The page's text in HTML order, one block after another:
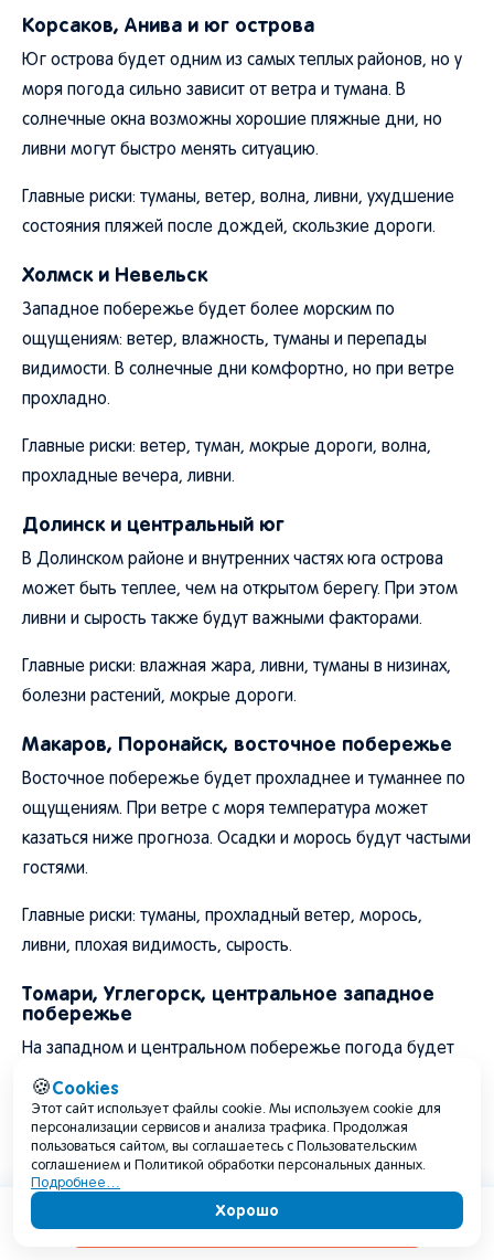
Корсаков, Анива и юг острова
Юг острова будет одним из самых теплых районов, но у
моря погода сильно зависит от ветра и тумана. В
солнечные окна возможны хорошие пляжные дни, но
ливни могут быстро менять ситуацию.
Главные риски: туманы, ветер, волна, ливни, ухудшение
состояния пляжей после дождей, скользкие дороги.
Холмск и Невельск
Западное побережье будет более морским по
ощущениям: ветер, влажность, туманы и перепады
видимости. В солнечные дни комфортно, но при ветре
прохладно.
Главные риски: ветер, туман, мокрые дороги, волна,
прохладные вечера, ливни.
Долинск и центральный юг
В Долинском районе и внутренних частях юга острова
может быть теплее, чем на открытом берегу. При этом
ливни и сырость также будут важными факторами.
Главные риски: влажная жара, ливни, туманы в низинах,
болезни растений, мокрые дороги.
Макаров, Поронайск, восточное побережье
Восточное побережье будет прохладнее и туманнее по
ощущениям. При ветре с моря температура может
казаться ниже прогноза. Осадки и морось будут частыми
гостями.
Главные риски: туманы, прохладный ветер, морось,
ливни, плохая видимость, сырость.
Томари, Углегорск, центральное западное
побережье
На западном и центральном побережье погода будет
зависеть от ветра и циклонов. Дни могут быть умеренно
теплыми, но вечера - прохладными и влажными.
Главные риски: ветер, туманы, дожди, мокрые дороги,
волна и прохладные ночи.
Александровск-Сахалинский, Ноглики, север
острова
Содержание
🍪Cookies
Этот сайт использует файлы cookie. Мы используем cookie для
персонализации сервисов и анализа трафика. Продолжая
пользоваться сайтом, вы соглашаетесь с Пользовательским
соглашением и Политикой обработки персональных данных.
Подробнее…
Хорошо